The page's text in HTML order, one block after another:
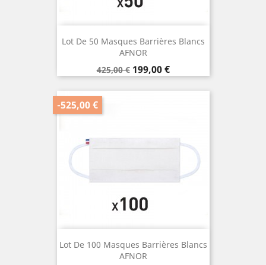
Lot De 50 Masques Barrières Blancs
AFNOR
Prix
de
base
425,00 € Prix
199,00 €
Lot De 100 Masques Barrières Blancs
AFNOR
-525,00 €